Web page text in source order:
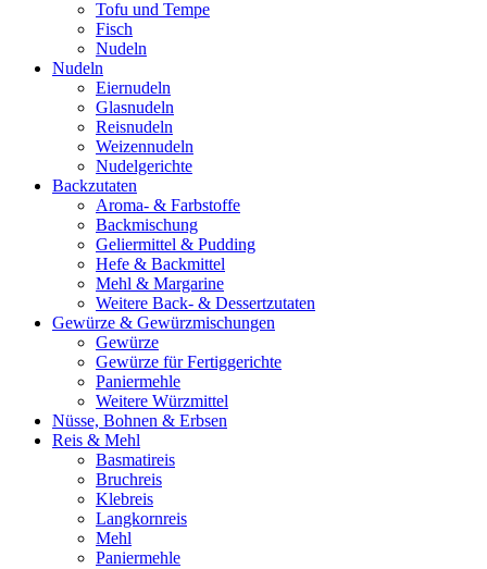
Tofu und Tempe
Fisch
Nudeln
Nudeln
Eiernudeln
Glasnudeln
Reisnudeln
Weizennudeln
Nudelgerichte
Backzutaten
Aroma- & Farbstoffe
Backmischung
Geliermittel & Pudding
Hefe & Backmittel
Mehl & Margarine
Weitere Back- & Dessertzutaten
Gewürze & Gewürzmischungen
Gewürze
Gewürze für Fertiggerichte
Paniermehle
Weitere Würzmittel
Nüsse, Bohnen & Erbsen
Reis & Mehl
Basmatireis
Bruchreis
Klebreis
Langkornreis
Mehl
Paniermehle